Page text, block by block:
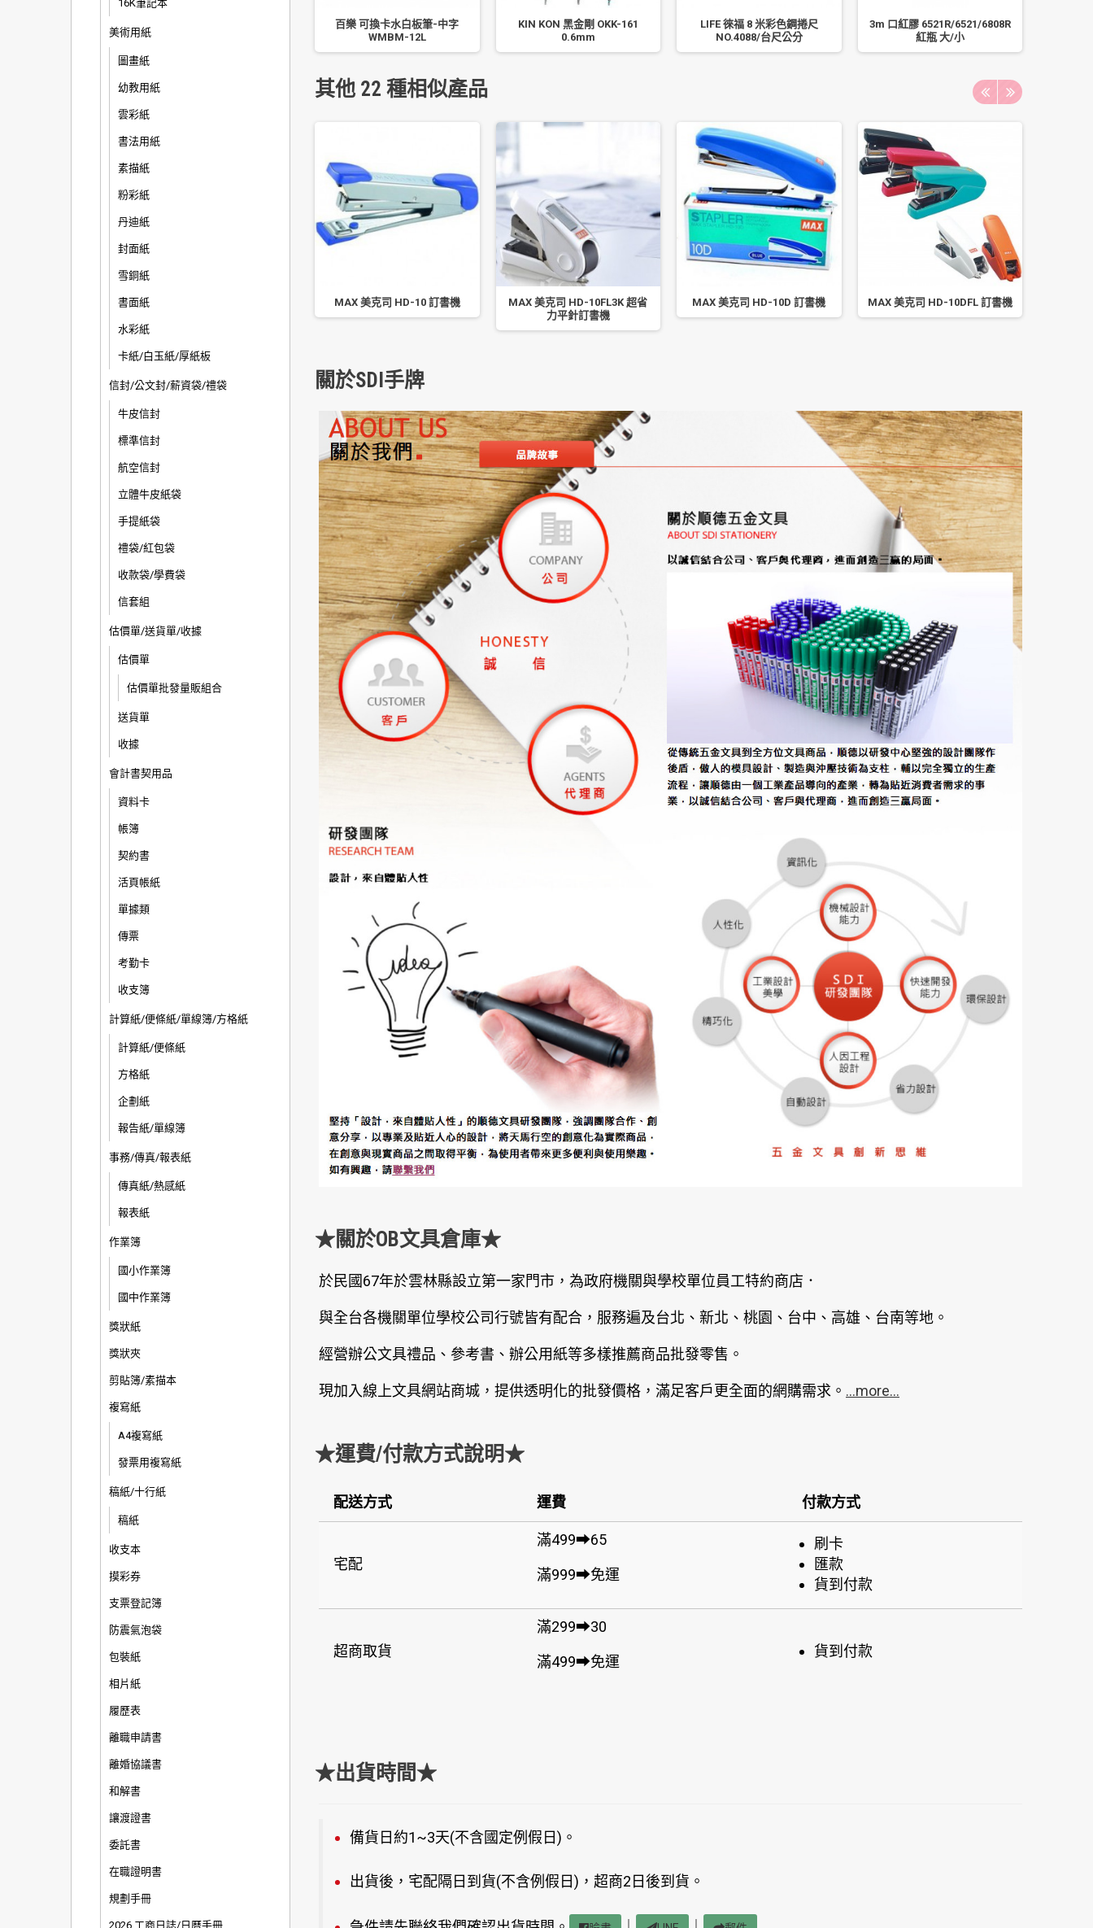
16K筆記本
美術用紙
圖畫紙
幼教用紙
雲彩紙
書法用紙
素描紙
粉彩紙
丹迪紙
封面紙
雪銅紙
書面紙
水彩紙
卡紙/白玉紙/厚紙板
信封/公文封/薪資袋/禮袋
牛皮信封
標準信封
航空信封
立體牛皮紙袋
手提紙袋
禮袋/紅包袋
收款袋/學費袋
信套組
估價單/送貨單/收據
估價單
估價單批發量販組合
送貨單
收據
會計書契用品
資料卡
帳簿
契約書
活頁帳紙
單據類
傳票
考勤卡
收支簿
計算紙/便條紙/單線簿/方格紙
計算紙/便條紙
方格紙
企劃紙
報告紙/單線簿
事務/傳真/報表紙
傳真紙/熱感紙
報表紙
作業簿
國小作業簿
國中作業簿
獎狀紙
獎狀夾
剪貼簿/素描本
複寫紙
A4複寫紙
發票用複寫紙
稿紙/十行紙
稿紙
收支本
摸彩券
支票登記簿
防震氣泡袋
包裝紙
相片紙
履歷表
離職申請書
離婚協議書
和解書
讓渡證書
委託書
在職證明書
規劃手冊
2026 工商日誌/日曆手冊
百樂 可換卡水白板筆-中字
WMBM-12L
KIN KON 黑金剛 OKK-161
0.6mm
LIFE 徠福 8 米彩色鋼捲尺
NO.4088/台尺公分
3m 口紅膠 6521R/6521/6808R
紅瓶 大/小
其他 22 種相似產品
KW-triO 平針雙排省力50%訂書
MAX 美克司 HD-10 訂書機
MAX 美克司 HD-10FL3K 超省
力平針訂書機
MAX 美克司 HD-10D 訂書機 MAX 美克司 HD-10DFL 訂書機
關於SDI手牌
★關於OB文具倉庫★
於民國67年於雲林縣設立第一家門市，為政府機關與學校單位員工特約商店．
與全台各機關單位學校公司行號皆有配合，服務遍及台北、新北、桃園、台中、高雄、台南等地。
經營辦公文具禮品、參考書、辦公用紙等多樣推薦商品批發零售。
現加入線上文具網站商城，提供透明化的批發價格，滿足客戶更全面的網購需求。 ...more...
★運費/付款方式說明★
配送方式 運費 付款方式
宅配
滿499➡65
滿999➡免運
刷卡
匯款
貨到付款
超商取貨
滿299➡30
滿499➡免運
貨到付款
★出貨時間★
備貨日約1~3天(不含國定例假日)。
出貨後，宅配隔日到貨(不含例假日)，超商2日後到貨。